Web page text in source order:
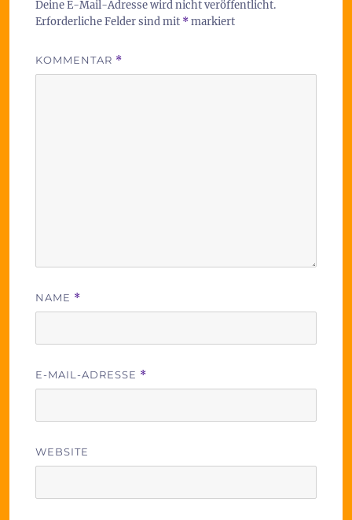
Deine E-Mail-Adresse wird nicht veröffentlicht.
Erforderliche Felder sind mit *markiert
KOMMENTAR *
NAME *
E-MAIL-ADRESSE *
WEBSITE